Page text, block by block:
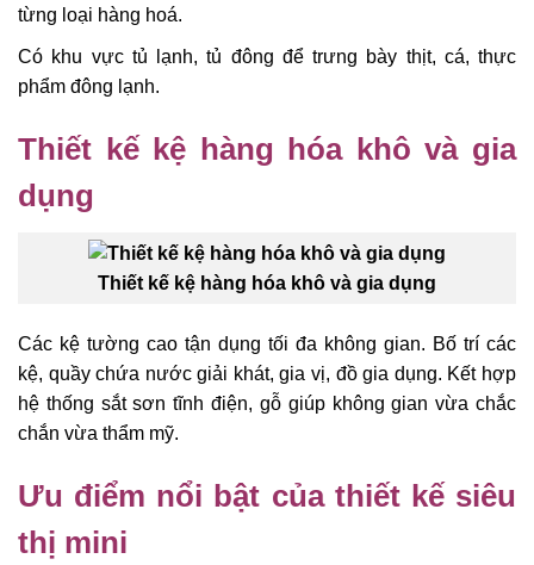
từng loại hàng hoá.
Có khu vực tủ lạnh, tủ đông để trưng bày thịt, cá, thực
phẩm đông lạnh.
Thiết kế kệ hàng hóa khô và gia
dụng
Thiết kế kệ hàng hóa khô và gia dụng
Các kệ tường cao tận dụng tối đa không gian. Bố trí các
kệ, quầy chứa nước giải khát, gia vị, đồ gia dụng. Kết hợp
hệ thống sắt sơn tĩnh điện, gỗ giúp không gian vừa chắc
chắn vừa thẩm mỹ.
Ưu điểm nổi bật của thiết kế siêu
thị mini